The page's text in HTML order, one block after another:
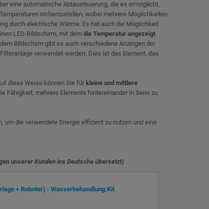
eine automatische Abtausteuerung, die es ermöglicht,
sicherzustellen, wobei mehrere Möglichkeiten
durch elektrische Wärme. Es hat auch die Möglichkeit
LED-Bildschirm, mit dem die Temperatur angezeigt
Bildschirm gibt es auch verschiedene Anzeigen der
verwendet werden. Dies ist das Element, das
diese Weise können Sie für kleine und mittlere
Fähigkeit, mehrere Elemente hintereinander in Serie zu
die verwendete Energie effizient zu nutzen und eine
unserer Kunden ins Deutsche übersetzt)
+ Roboter) - Wasserbehandlung:Kit